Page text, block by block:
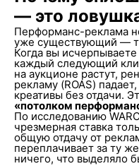
— это
Перформанс-реклама
уже существующий —
Когда вы
каждый следующий
на аукционе растут,
рекламу (ROAS)
креативы без отдачи.
«потолком
По исследованию
чрезмерная ставка
общую отдачу от
переплачивает за ту
ничего, что выделяло